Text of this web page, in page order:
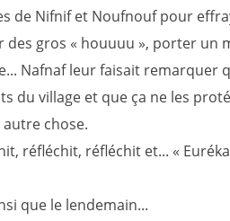
de Nifnif et Noufnouf pour
des gros « houuuu », porter un
Nafnaf leur faisait remarquer
du village et que ça ne les
chose.
réfléchit, réfléchit et... «
que le lendemain...